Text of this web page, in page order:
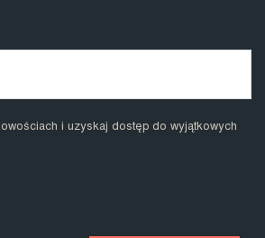
i uzyskaj dostęp do wyjątkowych